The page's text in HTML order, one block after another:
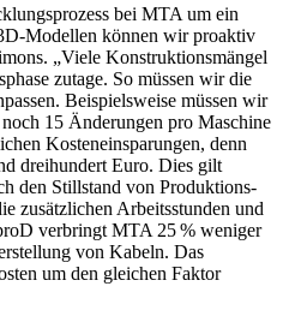
bei MTA um ein
Modellen können wir proaktiv
„Viele Konstruktionsmängel
zutage. So müssen wir die
Beispielsweise müssen wir
15 Änderungen pro Maschine
Kosteneinsparungen, denn
dreihundert Euro. Dies gilt
den Stillstand von Produktions-
zusätzlichen Arbeitsstunden und
verbringt MTA 25 % weniger
von Kabeln. Das
um den gleichen Faktor